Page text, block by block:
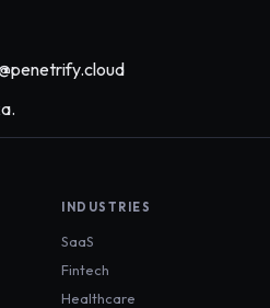
INDUSTRIES
SaaS
Fintech
Healthcare